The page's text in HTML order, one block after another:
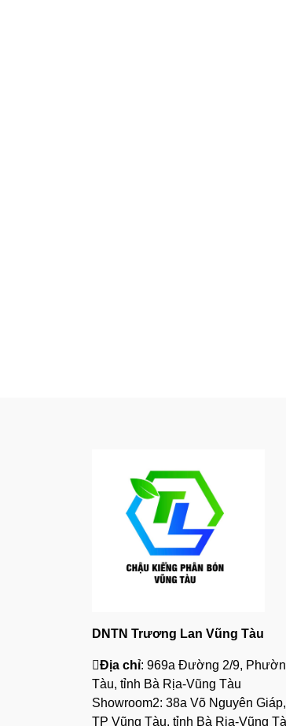
DNTN Trương Lan Vũng Tàu
Địa chỉ: 969a Đường 2/9,
Tàu, tỉnh Bà Rịa-Vũng Tàu
Showroom2: 38a Võ Nguyên
TP Vũng Tàu, tỉnh Bà Rịa-Vũng